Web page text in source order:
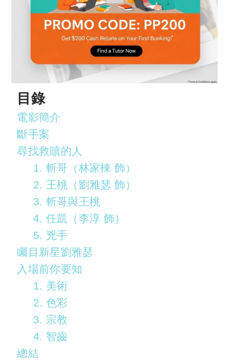
目錄
電影簡介
斷手案
尋找救贖的人
1. 斬哥（林家棟 飾）
2. 王桃（劉雅瑟 飾）
3. 斬哥與王桃
4. 任凱（李淳 飾）
5. 兇手
矚目新星劉雅瑟
入場前你要知
1. 美術
2. 色彩
3. 宗教
4. 智齒
總結